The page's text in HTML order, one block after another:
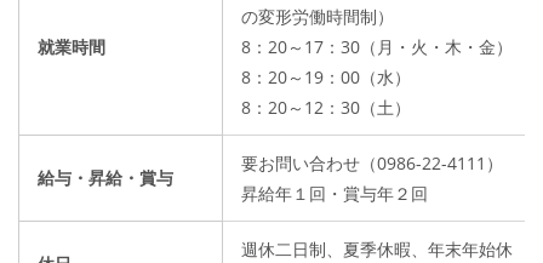
就業時間
の変形労働時間制）
8：20～17：30（月・火・木・金）
8：20～19：00（水）
8：20～12：30（土）
給与・昇給・賞与
要お問い合わせ（0986-22-4111）
昇給年１回・賞与年２回
週休二日制、夏季休暇、年末年始休